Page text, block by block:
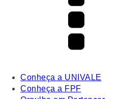
Conheça a UNIVALE
Conheça a FPF